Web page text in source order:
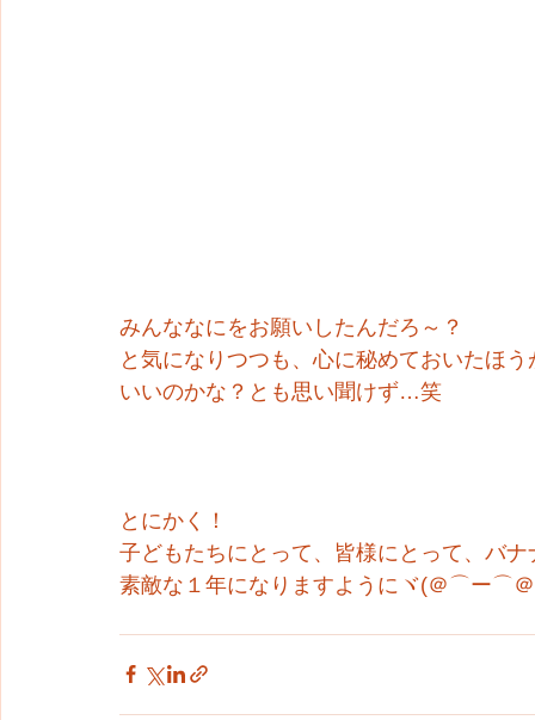
みんななにをお願いしたんだろ～？
と気になりつつも、心に秘めておいたほう
いいのかな？とも思い聞けず…笑
とにかく！
子どもたちにとって、皆様にとって、バ
素敵な１年になりますようにヾ(＠⌒ー⌒